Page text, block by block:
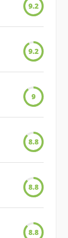
9.2
9.2
9
8.8
8.8
8.8